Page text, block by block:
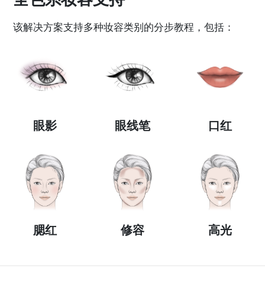
该解决方案支持多种妆容类别的分步教程，包括：
眼影 眼线笔 口红
腮红 修容 高光